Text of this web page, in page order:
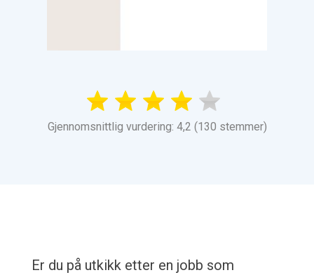
Gjennomsnittlig vurdering: 4,2 (130 stemmer)
Er du på utkikk etter en jobb som